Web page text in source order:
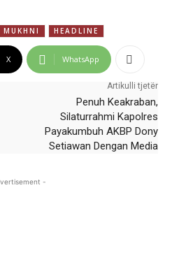
HEADLINE
X WhatsApp
Artikulli tjetër
Penuh Keakraban,
Silaturrahmi Kapolres
Payakumbuh AKBP Dony
Setiawan Dengan Media
-